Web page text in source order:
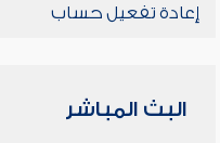
إعادة تفعيل حساب
البث المباشر